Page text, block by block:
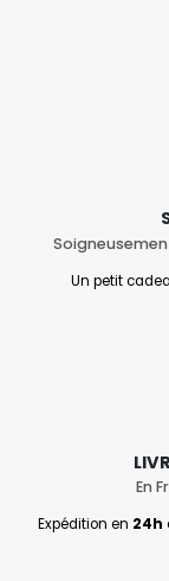
Un petit
En
Expédition en 24h